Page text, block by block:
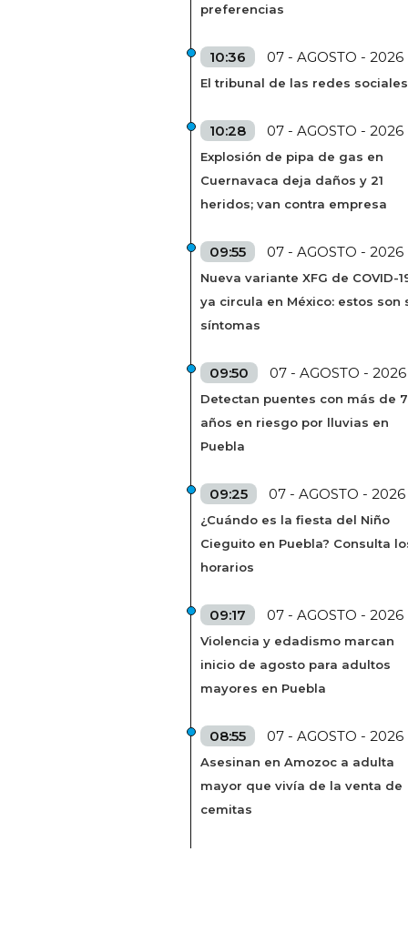
preferencias
10:36 07 - AGOSTO - 2026
El tribunal de las redes sociales
10:28 07 - AGOSTO - 2026
Explosión de pipa de gas en
Cuernavaca deja daños y 21
heridos; van contra empresa
09:55 07 - AGOSTO - 2026
Nueva variante XFG de COVID-
ya circula en México: estos son
síntomas
09:50 07 - AGOSTO - 2026
Detectan puentes con más de
años en riesgo por lluvias en
Puebla
09:25 07 - AGOSTO - 2026
¿Cuándo es la fiesta del Niño
Cieguito en Puebla? Consulta
horarios
09:17 07 - AGOSTO - 2026
Violencia y edadismo marcan
inicio de agosto para adultos
mayores en Puebla
08:55 07 - AGOSTO - 2026
Asesinan en Amozoc a adulta
mayor que vivía de la venta de
cemitas